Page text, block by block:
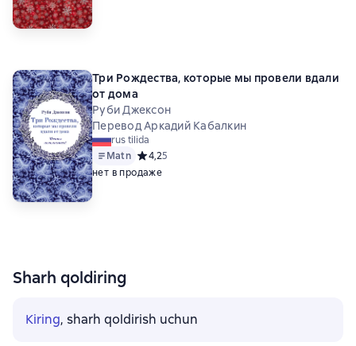
Три Рождества, которые мы провели вдали
от дома
Руби Джексон
Перевод Аркадий Кабалкин
rus tilida
Matn Средний рейтинг 4,2 на основе 5 оценок
4,25
нет в продаже
Sharh qoldiring
Kiring, sharh qoldirish uchun